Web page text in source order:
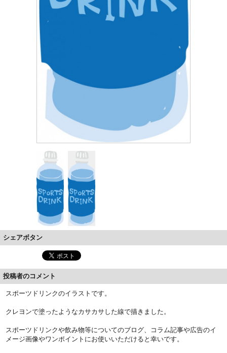
シェアボタン
投稿者のコメント
スポーツドリンクのイラストです。
クレヨンで塗ったようなカサカサした線で描きました。
スポーツドリンクや飲み物等についてのブログ、コラム記事や広告のイ
メージ画像やワンポイントにお使いいただけると幸いです。